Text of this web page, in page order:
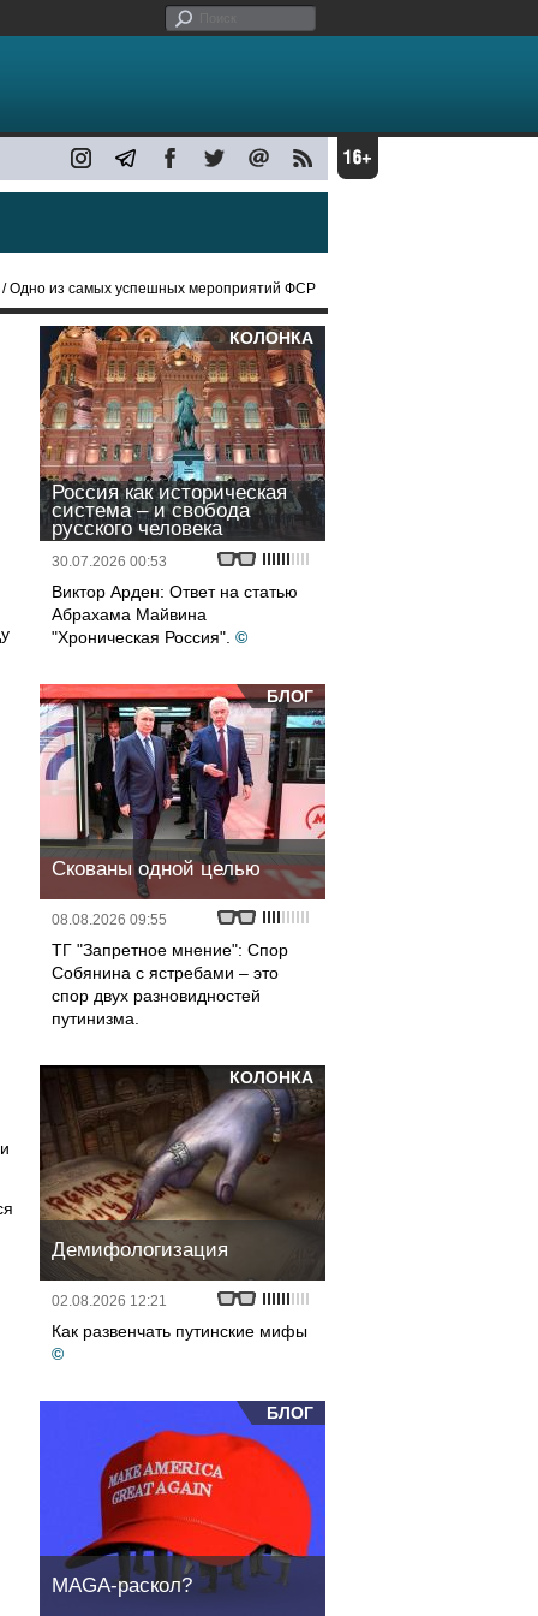
/ Одно из самых успешных мероприятий ФСР
КОЛОНКА
Россия как историческая
система – и свобода
русского человека
30.07.2026 00:53
Виктор Арден: Ответ на статью
Абрахама Майвина
"Хроническая Россия". ©
БЛОГ
Скованы одной целью
08.08.2026 09:55
ТГ "Запретное мнение": Спор
Собянина с ястребами – это
спор двух разновидностей
путинизма.
КОЛОНКА
Демифологизация
02.08.2026 12:21
Как развенчать путинские мифы
©
БЛОГ
MAGA-раскол?